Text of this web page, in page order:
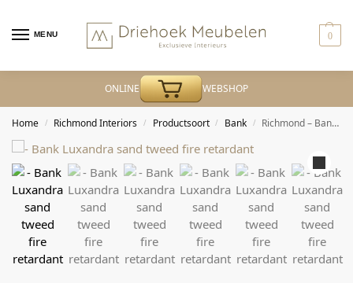
MENU 0
ONLINE WEBSHOP
Home / Richmond Interiors / Productsoort / Bank / Richmond – Bank Luxandra sand tweed fire retardant